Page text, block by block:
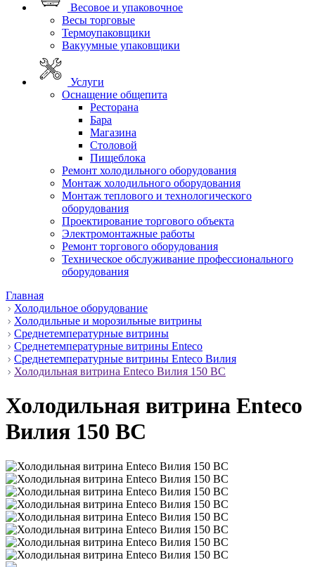
Весовое и упаковочное
Весы торговые
Термоупаковщики
Вакуумные упаковщики
Услуги
Оснащение общепита
Ресторана
Бара
Магазина
Столовой
Пищеблока
Ремонт холодильного оборудования
Монтаж холодильного оборудования
Монтаж теплового и технологического
оборудования
Проектирование торгового объекта
Электромонтажные работы
Ремонт торгового оборудования
Техническое обслуживание профессионального
оборудования
Главная
Холодильное оборудование
Холодильные и морозильные витрины
Среднетемпературные витрины
Среднетемпературные витрины Enteco
Среднетемпературные витрины Enteco Вилия
Холодильная витрина Enteco Вилия 150 ВС
Холодильная витрина Enteco
Вилия 150 ВС